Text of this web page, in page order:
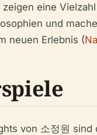
eine
und
neuen Erlebnis (
von 소정원 sind